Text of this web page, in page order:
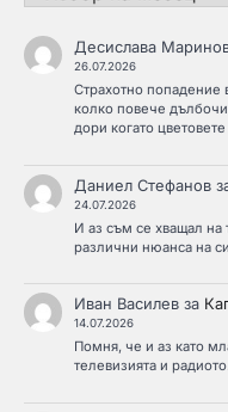
Десислава
26.07.2026
Страхотно попадение
колко повече
дори когато
Даниел Стефанов
24.07.2026
И аз съм се хващал на
различни нюанса на
Иван Василевза
14.07.2026
Помня, че и аз като
телевизията и